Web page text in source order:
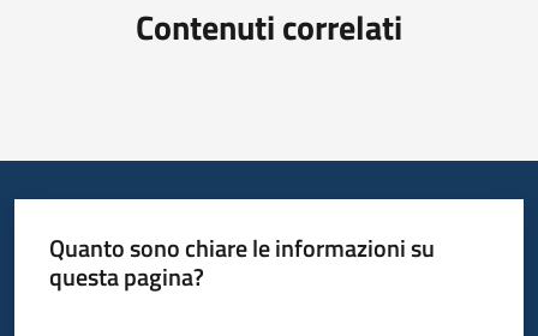
Contenuti correlati
Quanto sono chiare le informazioni su
questa pagina?